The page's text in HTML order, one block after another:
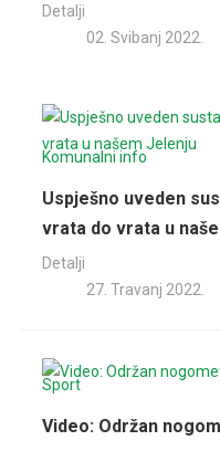
Detalji
02. Svibanj 2022.
Komunalni info
Uspješno uveden
vrata do vrata u
Detalji
27. Travanj 2022.
Sport
Video: Održan